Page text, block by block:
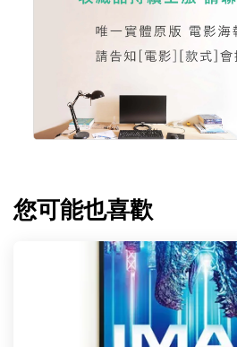
您可能也喜歡